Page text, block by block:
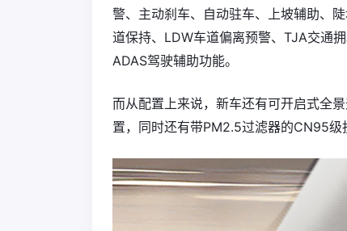
警、主动刹车、自动驻车、上坡辅助、
道保持、LDW车道偏离预警、TJA交通
ADAS驾驶辅助功能。
而从配置上来说，新车还有可开启式全
置，同时还有带PM2.5过滤器的CN95级